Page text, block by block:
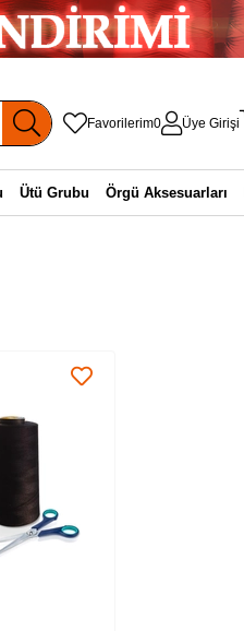
Favorilerim0 Üye Girişi
Ütü Grubu Örgü Aksesuarları